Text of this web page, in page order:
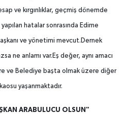
ve kırgınlıklar, geçmiş dönemde
hatalar sonrasında Edirne
ve yönetimi mevcut.Dernek
ne anlamı var.Eş değer, aynı amacı
ve Belediye başta olmak üzere diğer
yaşanmaktadır.
ARABULUCU OLSUN"